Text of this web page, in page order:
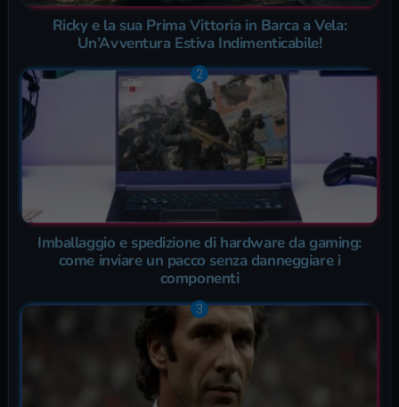
Ricky e la sua Prima Vittoria in Barca a Vela:
Un’Avventura Estiva Indimenticabile!
Imballaggio e spedizione di hardware da gaming:
come inviare un pacco senza danneggiare i
componenti